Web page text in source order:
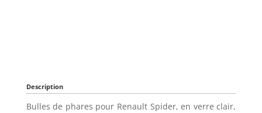
Description
Bulles de phares pour Renault Spider, en verre clair,